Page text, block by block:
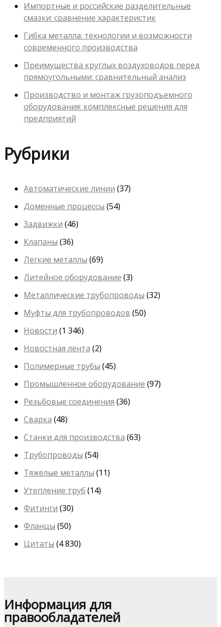
Импортные и российские разделительные
смазки: сравнение характеристик
Гибка металла: технологии и возможности
современного производства
Преимущества круглых воздуховодов перед
прямоугольными: сравнительный анализ
Производство и монтаж грузоподъемного
оборудования: комплексные решения для
предприятий
Рубрики
Автоматические линии (37)
Доменные процессы (54)
Задвижки (46)
Клапаны (36)
Легкие металлы (69)
Литейное оборудование (3)
Металлические трубопроводы (32)
Муфты для трубопроводов (50)
Новости (1 346)
Новостная лента (2)
Полимерные трубы (45)
Промышленное оборудование (97)
Резьбовые соединения (36)
Сварка (48)
Станки для производства (63)
Трубопроводы (54)
Тяжелые металлы (11)
Утепление труб (14)
Фитинги (30)
Фланцы (50)
Цитаты (4 830)
Информация для
правообладателей